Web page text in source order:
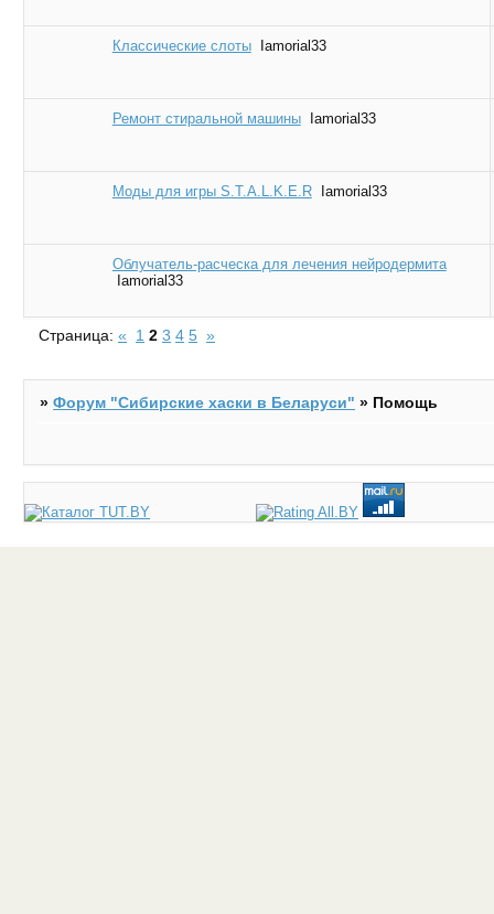
Классические слоты Iamorial33
Ремонт стиральной машины Iamorial33
Моды для игры S.T.A.L.K.E.R Iamorial33
Облучатель-расческа для лечения нейродермита
Iamorial33
Страница:« 1 2 3 4 5 »
»Форум "Cибирские хаски в Беларуси" » Помощь